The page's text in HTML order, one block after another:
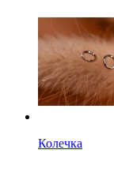
Колечка